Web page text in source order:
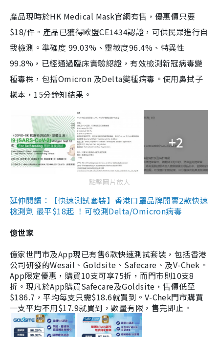
產品現時於HK Medical Mask官網有售，優惠價只要
$18/件。產品已獲得歐盟CE1434認證，可供民眾進行自
我檢測。準確度 99.03%、靈敏度96.4%、特異性
99.8%，已經通過臨床實驗認證，有效檢測新冠病毒變
種毒株，包括Omicron 及Delta變種病毒。使用鼻拭子
樣本，15分鐘知結果。
+2
點擊圖片放大
延伸閱讀：【快速測試套裝】香港口罩品牌開賣2款快速
檢測劑 最平$18起 ！可檢測Delta/Omicron病毒
億世家
億家世門市及App現已有售6款快速測試套裝，包括香港
公司研發的Wesail、Goldsite、Safecare、及V-Chek。
App限定優惠，購買10支可享75折，而門市則10支8
折。現凡於App購買Safecare及Goldsite，售價低至
$186.7，平均每支只需$18.6就買到。V-Chek門市購買
一支平均不用$17.9就買到，數量有限，售完即止。